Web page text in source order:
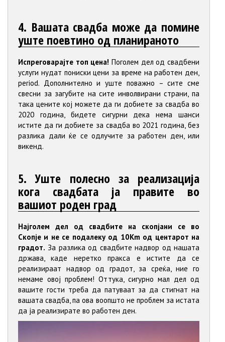
4. Вашата свадба може да помине
уште поевтино од планираното
Испреговарајте топ цена! Поголем дел од свадбени
услуги нудат пониски цени за време на работен ден,
period. Дополнително и уште поважно – сите сме
свесни за загубите на сите инволвирани страни, па
така цените кој можете да ги добиете за свадба во
2020 година, бидете сигурни дека нема шанси
истите да ги добиете за свадба во 2021 година, без
разлика дали ќе се одлучите за работен ден, или
викенд.
5. Уште полесно за реализација
кога свадбата ја правите во
вашиот роден град
Најголем дел од свадбите на скопјани се во
Скопје и не се подалеку од 10Km oд центарот на
градот. За разлика од свадбите надвор од нашата
држава, каде неретко пракса е истите да се
реализираат надвор од градот, за среќа, ние го
немаме овој проблем! Оттука, сигурно мал дел од
вашите гости треба да патуваат за да стигнат на
вашата свадба, па ова воопшто не проблем за истата
да ја реализирате во работен ден.